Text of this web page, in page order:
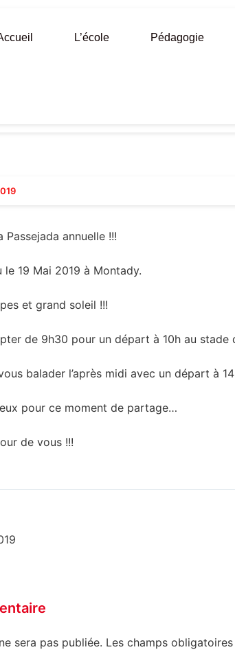
L’école Pédagogie
annuelle !!!
19 Mai 2019 à Montady.
et grand soleil !!!
de 9h30 pour un départ à 10h au stade
balader l’après midi avec un départ à
pour ce moment de partage…
de vous !!!
sera pas publiée. Les champs